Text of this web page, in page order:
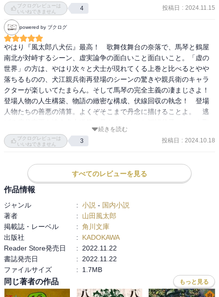
犬伝」を28年間にも亘って綴り続けた滝沢馬琴(「曲亭馬琴」の号で
も知られ、本作中でも「曲亭」と呼ばれている場面が在る。)の物語
である。滝沢馬琴が「八犬伝」を綴っていた期間は、彼の後半生そ
のものである。最晩年の、他界してしまう少し前に長大な「八犬
伝」は完結を迎えたのだ。
本作は一貫して「虚」の部分と「実」の部分とが交互に出て来る。
滝沢馬琴が友人等に「八犬伝」の構想を語って聴かせているという
内容が「虚」で、そして滝沢馬琴の人生の様子の「実」なのであ
る。これが最終盤は本作の物語全般のエピローグのように「虚実冥
合」という章になって行く。「虚実冥合」という章は、視力を失っ
行く様、その口述筆記という方法で綴られているあらましというこ
とになって行く。
うというような展開が在る。そして滝沢馬琴の数少ない友人として
登場する、葛飾北斎や渡辺崋山(息子と知り合って親しくなるが、家
を訪ねている中で滝沢馬琴とも友人と言い得る間柄になった。)との
やり取りで「人生の“虚”と“実”」というようなことが語らわれる場面
が在る。
或いは、本作は「日本の長篇ファンタジーの元祖」であるかのよう
な「八犬伝」のあらましを紹介しながら、それを産出した作家であ
る滝沢馬琴の人生や創作に打ち込む様と、「人生の“虚”と“実”」とい
うようなことが真の主題なのかもしれない。「人生の“虚”と“実”」と
いうようなことに関する「葛飾北斎の観方」と対になる「滝沢馬琴
の観方」が在り、両者の何れとも少し違う「渡辺崋山の観方」が在
る。「そして本作を御読みの、そこの方は如何か?」という訳であ
ブクログレビューは
いいねできません
4 投稿日 : 2024.11.15
powered by ブクログ
やはり『風太郎八犬伝』最高！　歌舞伎舞台の奈落で、馬琴と鶴屋
南北が対峙するシーン、虚実論争の面白いこと面白いこと。「虚の
世界」の方は、やはり次々と犬士が現れてくる上巻と比べるとやや
落ちるものの、犬江親兵衛再登場のシーンの驚きや親兵衛のキャラ
クターが楽しいてたまらん。そして馬琴の完全主義の凄まじさよ！
登場人物の人生構築、物語の緻密な構成、伏線回収の執念！　登場
人物たちの善悪の清算。よくぞそこまで丹念に描けることよ。　逃
り巻く青い炎の正体が分かったところで「うひゃあ!」言うたわｗ
そして最終、語る盲目の馬琴と懸命に筆記するお路の姿に落涙。
続きを読む
ブクログレビューは
いいねできません
3 投稿日 : 2024.10.18
すべてのレビューを見る
作品情報
ジャンル : 小説 - 国内小説
著者
:
山田風太郎
掲載誌・レーベル
: 角川文庫
出版社
:
KADOKAWA
Reader Store発売日
:
2022.11.22
書誌発売日
:
2022.11.22
ファイルサイズ
: 1.7MB
同じ著者の作品 もっと見る